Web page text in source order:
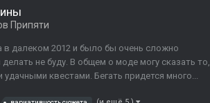
Припяти
далеком 2012 и было бы очень сложно
не буду. В общем о моде могу сказать то,
квестами. Бегать придется много...